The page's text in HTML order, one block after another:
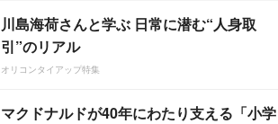
川島海荷さんと学ぶ 日常に潜む“人身取
引”のリアル
オリコンタイアップ特集
マクドナルドが40年にわたり支える「小学